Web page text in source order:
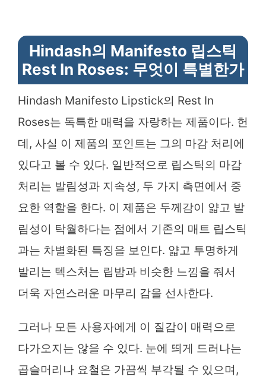
Hindash의 Manifesto 립스틱
Rest In Roses: 무엇이 특별한가
Hindash Manifesto Lipstick의 Rest In
Roses는 독특한 매력을 자랑하는 제품이다. 헌
데, 사실 이 제품의 포인트는 그의 마감 처리에
있다고 볼 수 있다. 일반적으로 립스틱의 마감
처리는 발림성과 지속성, 두 가지 측면에서 중
요한 역할을 한다. 이 제품은 두께감이 얇고 발
림성이 탁월하다는 점에서 기존의 매트 립스틱
과는 차별화된 특징을 보인다. 얇고 투명하게
발리는 텍스처는 립밤과 비슷한 느낌을 줘서
더욱 자연스러운 마무리 감을 선사한다.
그러나 모든 사용자에게 이 질감이 매력으로
다가오지는 않을 수 있다. 눈에 띄게 드러나는
곱슬머리나 요철은 가끔씩 부각될 수 있으며,